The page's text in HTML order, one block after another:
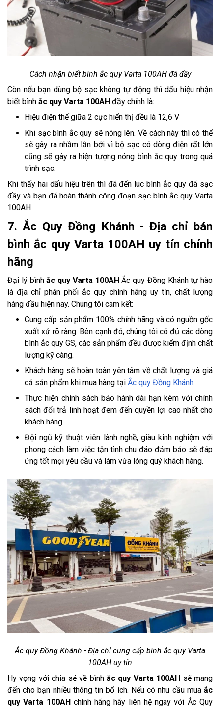
Cách nhận biết bình ắc quy Varta 100AH đã đầy
Còn nếu bạn dùng bộ sạc không tự động thì dấu hiệu nhận
biết bình ắc quy Varta 100AH đầy chính là:
Hiệu điện thế giữa 2 cực hiển thị đều là 12,6 V
Khi sạc bình ắc quy sẽ nóng lên. Về cách này thì có thể
sẽ gây ra nhầm lẫn bởi vì bộ sạc có dòng điện rất lớn
cũng sẽ gây ra hiện tượng nóng bình ắc quy trong quá
trình sạc.
Khi thấy hai dấu hiệu trên thì đã đến lúc bình ắc quy đã sạc
đầy và bạn đã hoàn thành công đoạn sạc bình ắc quy Varta
100AH
7. Ắc Quy Đồng Khánh - Địa chỉ bán
bình ắc quy Varta 100AH uy tín chính
hãng
Đại lý bìnhắc quy Varta 100AH Ắc quy Đồng Khánh tự hào
là địa chỉ phân phối ắc quy chính hãng uy tín, chất lượng
hàng đầu hiện nay. Chúng tôi cam kết:
Cung cấp sản phẩm 100% chính hãng và có nguồn gốc
xuất xứ rõ ràng. Bên cạnh đó, chúng tôi có đủ các dòng
bình ắc quy GS, các sản phẩm đều được kiểm định chất
lượng kỹ càng.
Khách hàng sẽ hoàn toàn yên tâm về chất lượng và giá
cả sản phẩm khi mua hàng tại Ắc quy Đồng Khánh.
Thực hiện chính sách bảo hành dài hạn kèm với chính
sách đổi trả linh hoạt đem đến quyền lợi cao nhất cho
khách hàng.
Đội ngũ kỹ thuật viên lành nghề, giàu kinh nghiệm với
phong cách làm việc tận tình chu đáo đảm bảo sẽ đáp
ứng tốt mọi yêu cầu và làm vừa lòng quý khách hàng.
Ắc quy Đồng Khánh - Địa chỉ cung cấp bình ắc quy Varta
100AH uy tín
Hy vọng với chia sẻ về bình ắc quy Varta 100AH sẽ mang
đến cho bạn nhiều thông tin bổ ích. Nếu có nhu cầu mua ắc
quy Varta 100AHchính hãng hãy liên hệ ngay với Ắc Quy